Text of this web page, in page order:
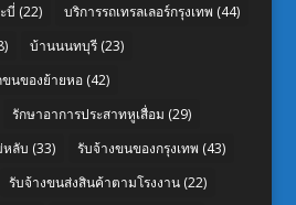
บี่ (22) บริการรถเทรลเลอร์กรุงเทพ (44)
บ้านนนทบุรี(23)
ขนของย้ายหอ(42)
รักษาอาการประสาทหูเสื่อม (29)
หลับ (33) รับจ้างขนของกรุงเทพ (43)
รับจ้างขนส่งสินค้าตามโรงงาน(22)